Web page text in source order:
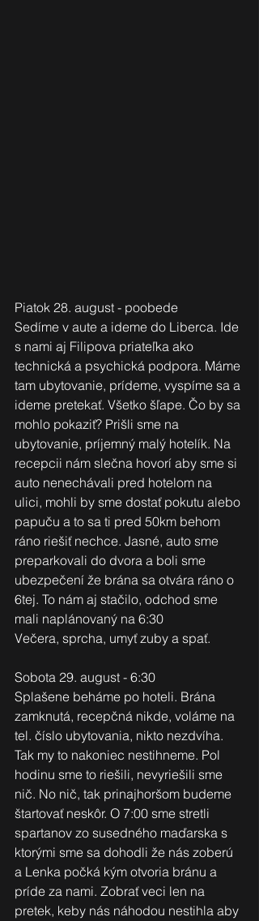
Piatok 28. august - poobede
Sedíme v aute a ideme do Liberca. Ide
s nami aj Filipova priateľka ako
technická a psychická podpora. Máme
tam ubytovanie, prídeme, vyspíme sa a
ideme pretekať. Všetko šľape. Čo by sa
mohlo pokaziť? Prišli sme na
ubytovanie, príjemný malý hotelík. Na
recepcii nám slečna hovorí aby sme si
auto nenechávali pred hotelom na
ulici, mohli by sme dostať pokutu alebo
papuču a to sa ti pred 50km behom
ráno riešiť nechce. Jasné, auto sme
preparkovali do dvora a boli sme
ubezpečení že brána sa otvára ráno o
6tej. To nám aj stačilo, odchod sme
mali naplánovaný na 6:30
Večera, sprcha, umyť zuby a spať.
Sobota 29. august - 6:30
Splašene beháme po hoteli. Brána
zamknutá, recepčná nikde, voláme na
tel. číslo ubytovania, nikto nezdvíha.
Tak my to nakoniec nestihneme. Pol
hodinu sme to riešili, nevyriešili sme
nič. No nič, tak prinajhoršom budeme
štartovať neskôr. O 7:00 sme stretli
spartanov zo susedného maďarska s
ktorými sme sa dohodli že nás zoberú
a Lenka počká kým otvoria bránu a
príde za nami. Zobrať veci len na
pretek, keby nás náhodou nestihla aby